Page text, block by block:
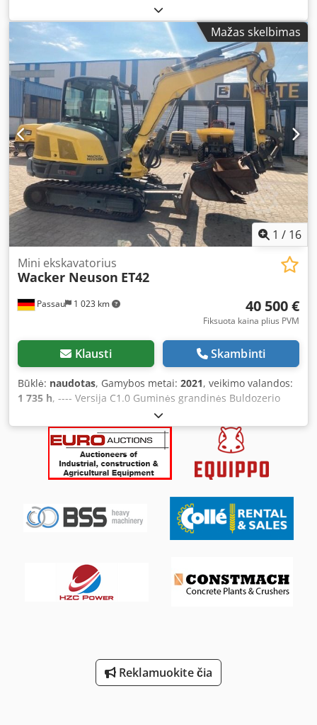
10000311P0A008025
Dkedpfx Acoy Dfu Uoter
Mažas skelbimas
1 / 16
Passau 1 023 km
Mini ekskavatorius
Wacker Neuson ET42
40 500 €
Fiksuota kaina plius PVM
Klausti Skambinti
Būklė: naudotas, Gamybos metai: 2021, veikimo valandos:
1 735 h, ---- Versija C1.0 Guminės grandinės Buldozerio
atbraila Dedpeznhvyefx Actjkr Vieno bloko strėlė
Automatinė klimato kontrolės sistema 3-iasis valdymo
kontūras Įskaičiuota: HS03 hidraulinė pakreipimo sistema
Reklamuokite čia